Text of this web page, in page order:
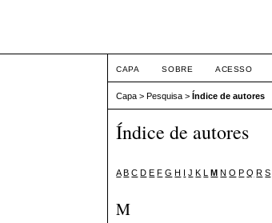
CAPA SOBRE ACESSO
Capa >Pesquisa >Índice de autores
Índice de autores
A B C D E F G H I J K L M N O P Q R S
M